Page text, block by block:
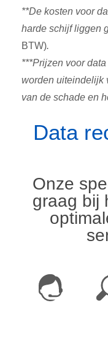
**De kosten voor
harde schijf liggen
BTW).
***Prijzen voor
worden uiteindelijk
van de schade en
Data
Onze
graag bij